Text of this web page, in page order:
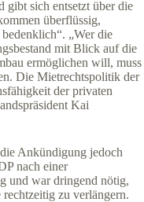
gibt sich entsetzt über die
überflüssig,
„Wer die
mit Blick auf die
ermöglichen will, muss
Die Mietrechtspolitik der
der privaten
Kai
Ankündigung jedoch
nach einer
und war dringend nötig,
zu verlängern.